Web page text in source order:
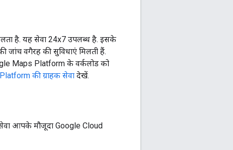
है. यह सेवा 24x7 उपलब्ध है. इसके
जांच वगैरह की सुविधाएं मिलती हैं.
Maps Platform के वर्कलोड को
की ग्राहक सेवा देखें.
आपके मौजूदा Google Cloud